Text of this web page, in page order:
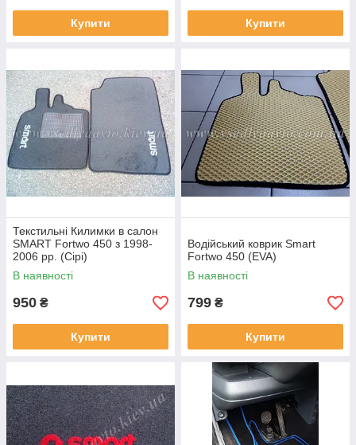
Купити Купити
Текстильні Килимки в салон
SMART Fortwo 450 з 1998-
2006 рр. (Сірі)
В наявності
950 ₴
Купити
Водійський коврик Smart
Fortwo 450 (EVA)
В наявності
799 ₴
Купити